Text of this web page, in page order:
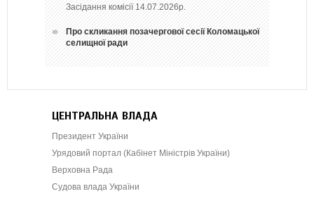
Засідання комісії 14.07.2026р.
Про скликання позачергової сесії Коломацької
селищної ради
ЦЕНТРАЛЬНА ВЛАДА
Президент України
Урядовий портал (Кабінет Міністрів України)
Верховна Рада
Судова влада України